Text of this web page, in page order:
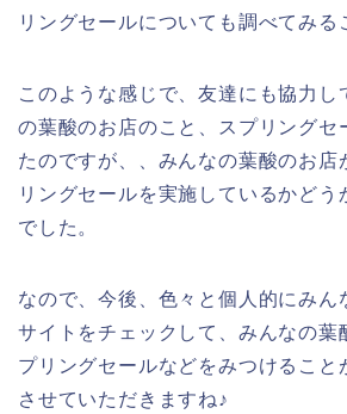
リングセールについても調べてみる
このような感じで、友達にも協力し
の葉酸のお店のこと、スプリングセ
たのですが、、みんなの葉酸のお店
リングセールを実施しているかどう
でした。
なので、今後、色々と個人的にみん
サイトをチェックして、みんなの葉
プリングセールなどをみつけること
させていただきますね♪